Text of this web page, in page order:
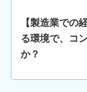
【製造業での
る環境で、コ
か？